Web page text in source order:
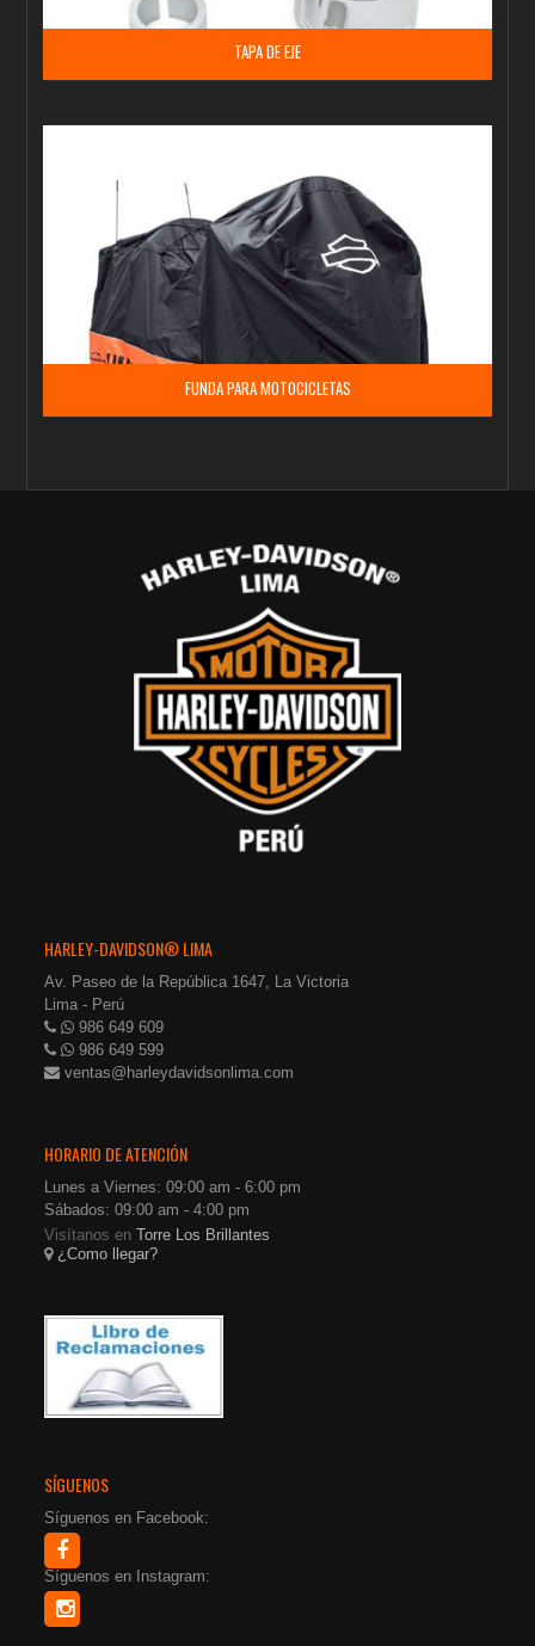
TAPA DE EJE
FUNDA PARA MOTOCICLETAS
HARLEY-DAVIDSON® LIMA
Av. Paseo de la República 1647, La Victoria
Lima - Perú
986 649 609
986 649 599
ventas@harleydavidsonlima.com
HORARIO DE ATENCIÓN
Lunes a Viernes: 09:00 am - 6:00 pm
Sábados: 09:00 am - 4:00 pm
Visítanos enTorre Los Brillantes
¿Como llegar?
SÍGUENOS
Síguenos en Facebook:
Síguenos en Instagram: